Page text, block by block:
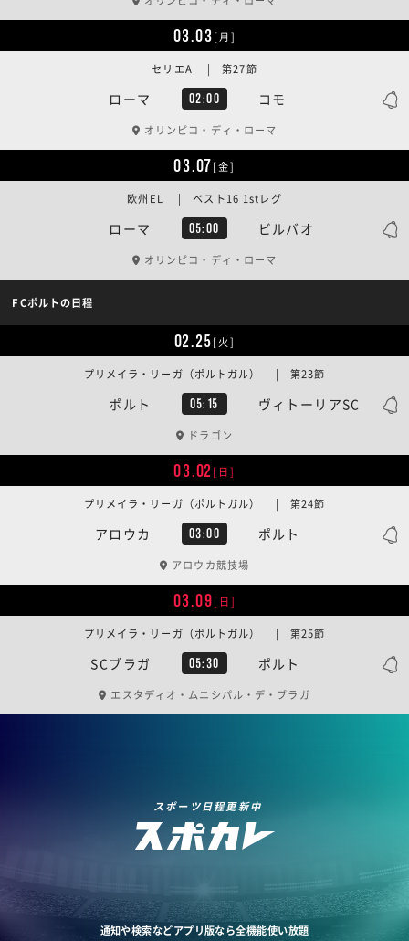
03.03[月]
ローマ 02:00 コモ
セリエA | 第27節
オリンピコ・ディ・ローマ
03.07[金]
ローマ 05:00 ビルバオ
欧州EL | ベスト16 1stレグ
オリンピコ・ディ・ローマ
FCポルトの日程
02.25[火]
ポルト 05:15 ヴィトーリアSC
プリメイラ・リーガ（ポルトガル） | 第23節
ドラゴン
03.02[日]
アロウカ 03:00 ポルト
プリメイラ・リーガ（ポルトガル） | 第24節
アロウカ競技場
03.09[日]
SCブラガ 05:30 ポルト
プリメイラ・リーガ（ポルトガル） | 第25節
エスタディオ・ムニシパル・デ・ブラガ
スポーツ日程更新中
通知や検索などアプリ版なら全機能使い放題